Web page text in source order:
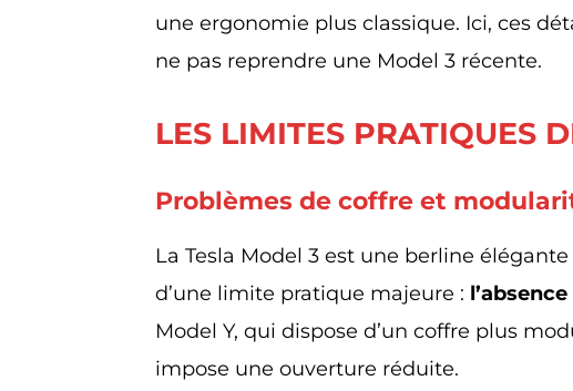
une ergonomie plus classique. Ici, ces
ne pas reprendre une Model 3 récente.
LES LIMITES PRATIQUES
Problèmes de coffre et
La Tesla Model 3 est une berline
d’une limite pratique majeure :
Model Y, qui dispose d’un coffre plus
impose une ouverture réduite.